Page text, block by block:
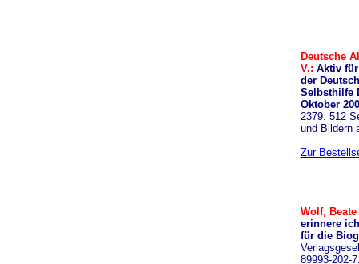
Deutsche
V.: Aktiv für
der
Selbsthilfe
Oktober
2379. 512
und Bildern
Zur
Wolf,
erinnere
für die
89993-202-